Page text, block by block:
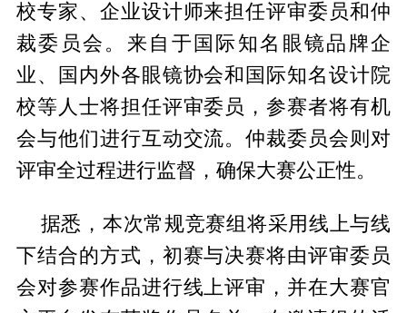
校专家、企业设计师来担任评审委员和仲
裁委员会。来自于国际知名眼镜品牌企
业、国内外各眼镜协会和国际知名设计院
校等人士将担任评审委员，参赛者将有机
会与他们进行互动交流。仲裁委员会则对
评审全过程进行监督，确保大赛公正性。
据悉，本次常规竞赛组将采用线上与线
下结合的方式，初赛与决赛将由评审委员
会对参赛作品进行线上评审，并在大赛官